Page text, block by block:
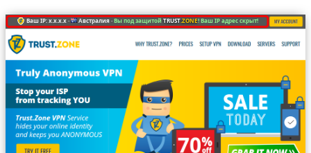
Ваш IP: x.x.x.x · Австралия ·Вы под защитойTRUST.ZONE! Ваш IP адрес скрыт!